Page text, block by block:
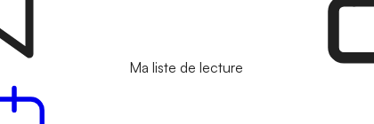
Ma liste de lecture